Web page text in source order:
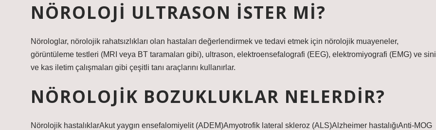
NÖROLOJI ULTRASON ISTER MI?
Nörologlar, nörolojik rahatsızlıkları olan hastaları değerlendirmek ve tedavi etmek için nörolojik muayeneler,
görüntüleme testleri (MRI veya BT taramaları gibi), ultrason, elektroensefalografi (EEG), elektromiyografi (EMG) ve
ve kas iletim çalışmaları gibi çeşitli tanı araçlarını kullanırlar.
NÖROLOJIK BOZUKLUKLAR NELERDIR?
Nörolojik hastalıklarAkut yaygın ensefalomiyelit (ADEM)Amyotrofik lateral skleroz (ALS)Alzheimer hastalığıAnti-MOG